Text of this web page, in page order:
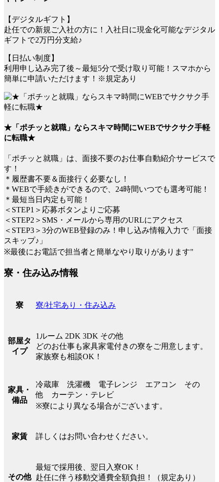
【デジタルギフト】
赴任での新規ご入社の方に！入社日に現金化可能なデジタル
ギフトで2万円分支給♪
【日払い制度】
利用申し込み完了後～最短5分で受け取り可能！スマホから
簡単に申請いただけます！※規定あり
★「ポチッと就職」ならスキマ時間にWEBでサクサク手軽
に転職★
「ポチッと就職」は、面接不要のお仕事自動紹介サービスで
す！
＊履歴書不要＆面接行く必要なし！
＊WEBで手続きができるので、24時間いつでも選考可能！
＊最短当日内定も可能！
＜STEP1＞応募ボタンよりご応募
＜STEP2＞SMS・メールから専用のURLにアクセス
＜STEP3＞3分のWEB登録のみ！申し込み情報入力で「面接
スキップ♪」
※最後にお電話で担当者と簡単なやり取りがあります"
寮・住み込み情報
寮 寮/社宅あり・住み込み
部屋タ
イプ
1ルーム 2DK 3DK その他
どのお仕事も家具家電付きの寮をご用意します。
家族寮も相談OK！
家具・
備品
冷蔵庫 洗濯機 電子レンジ エアコン その
他 カーテン・テレビ
※寮により異なる場合がございます。
家賃 詳しくはお問い合わせください。
その他
最短で採用後、翌日入寮OK！
赴任に伴う移動交通費全額負担！（規定あり）